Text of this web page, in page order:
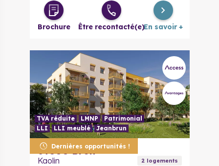
Brochure Être recontacté(e)En savoir +
Dernières opportunités !
TVA réduite LMNP
Patrimonial
LLI
LLI meublé Jeanbrun
69500 Bron
Kaolin 2logements